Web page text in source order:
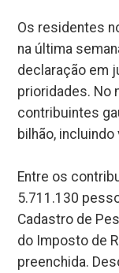
Os residentes
na última
declaração em
prioridades. No
contribuintes
bilhão,
Entre os
5.711.130
Cadastro de
do Imposto de
preenchida.